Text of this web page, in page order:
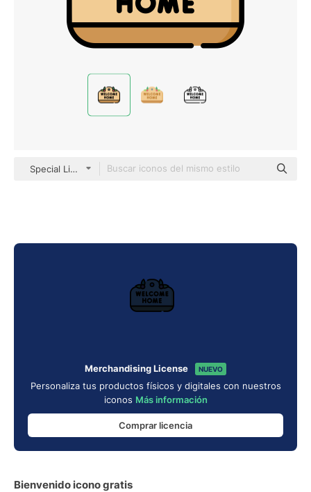
Special Lineal color
Merchandising License NUEVO
Personaliza tus productos físicos y digitales con nuestros
iconos Más información
Comprar licencia
Bienvenido icono gratis